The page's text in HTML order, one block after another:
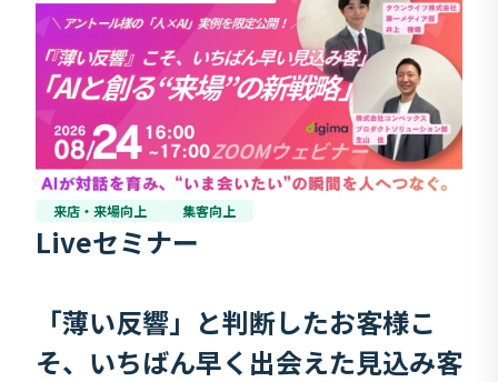
来店・来場向上 集客向上
Liveセミナー
「薄い反響」と判断したお客様こ
そ、いちばん早く出会えた見込み客